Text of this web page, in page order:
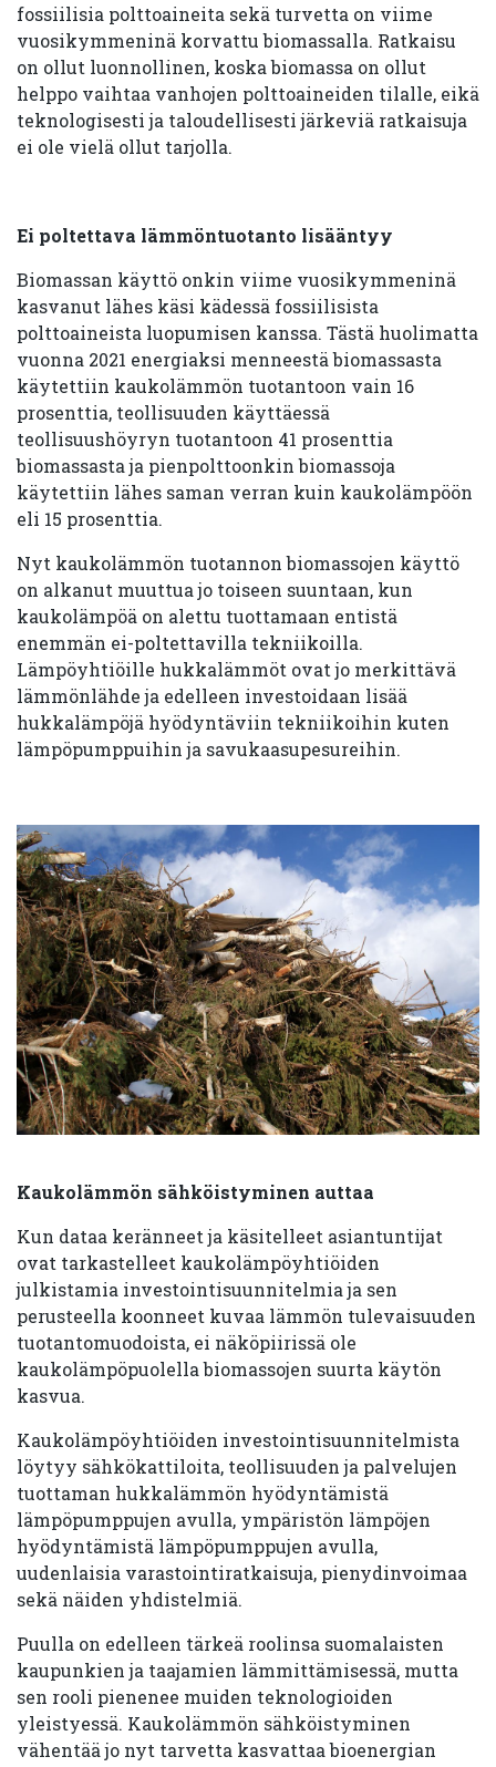
fossiilisia polttoaineita sekä turvetta on viime
vuosikymmeninä korvattu biomassalla. Ratkaisu
on ollut luonnollinen, koska biomassa on ollut
helppo vaihtaa vanhojen polttoaineiden tilalle, eikä
teknologisesti ja taloudellisesti järkeviä ratkaisuja
ei ole vielä ollut tarjolla.
Ei poltettava lämmöntuotanto lisääntyy
Biomassan käyttö onkin viime vuosikymmeninä
kasvanut lähes käsi kädessä fossiilisista
polttoaineista luopumisen kanssa. Tästä huolimatta
vuonna 2021 energiaksi menneestä biomassasta
käytettiin kaukolämmön tuotantoon vain 16
prosenttia, teollisuuden käyttäessä
teollisuushöyryn tuotantoon 41 prosenttia
biomassasta ja pienpolttoonkin biomassoja
käytettiin lähes saman verran kuin kaukolämpöön
eli 15 prosenttia.
Nyt kaukolämmön tuotannon biomassojen käyttö
on alkanut muuttua jo toiseen suuntaan, kun
kaukolämpöä on alettu tuottamaan entistä
enemmän ei-poltettavilla tekniikoilla.
Lämpöyhtiöille hukkalämmöt ovat jo merkittävä
lämmönlähde ja edelleen investoidaan lisää
hukkalämpöjä hyödyntäviin tekniikoihin kuten
lämpöpumppuihin ja savukaasupesureihin.
Kaukolämmön sähköistyminen auttaa
Kun dataa keränneet ja käsitelleet asiantuntijat
ovat tarkastelleet kaukolämpöyhtiöiden
julkistamia investointisuunnitelmia ja sen
perusteella koonneet kuvaa lämmön tulevaisuuden
tuotantomuodoista, ei näköpiirissä ole
kaukolämpöpuolella biomassojen suurta käytön
kasvua.
Kaukolämpöyhtiöiden investointisuunnitelmista
löytyy sähkökattiloita, teollisuuden ja palvelujen
tuottaman hukkalämmön hyödyntämistä
lämpöpumppujen avulla, ympäristön lämpöjen
hyödyntämistä lämpöpumppujen avulla,
uudenlaisia varastointiratkaisuja, pienydinvoimaa
sekä näiden yhdistelmiä.
Puulla on edelleen tärkeä roolinsa suomalaisten
kaupunkien ja taajamien lämmittämisessä, mutta
sen rooli pienenee muiden teknologioiden
yleistyessä. Kaukolämmön sähköistyminen
vähentää jo nyt tarvetta kasvattaa bioenergian